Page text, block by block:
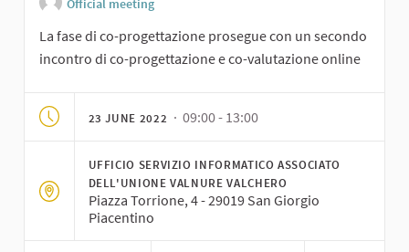
Official meeting
La fase di co-progettazione prosegue con un secondo
incontro di co-progettazione e co-valutazione online
23 JUNE 2022 · 09:00 - 13:00
UFFICIO SERVIZIO INFORMATICO ASSOCIATO
DELL'UNIONE VALNURE VALCHERO
Piazza Torrione, 4 - 29019 San Giorgio
Piacentino